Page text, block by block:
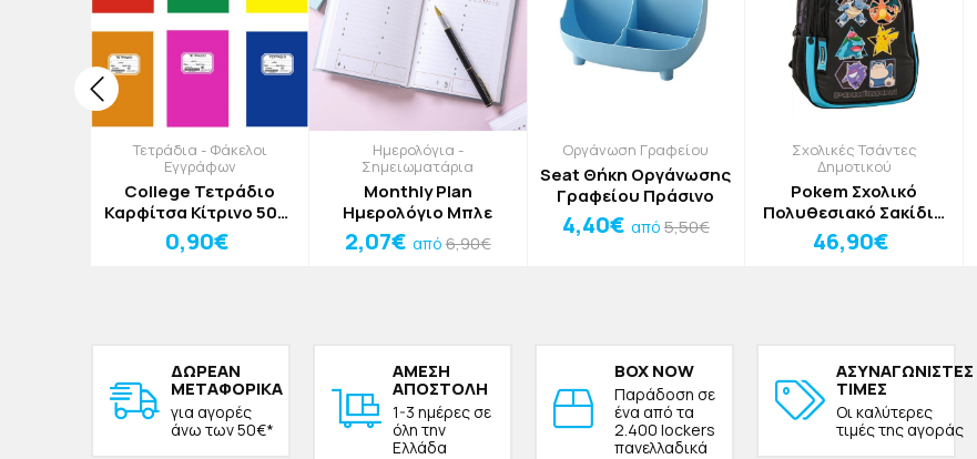
Τετράδια - Φάκελοι
Εγγράφων
College Τετράδιο
Καρφίτσα Κίτρινο 50φ.
17x25cm
0,90€
Ημερολόγια -
Σημειωματάρια
Monthly Plan
Ημερολόγιο Μπλε
2,07€ από6,90€
Οργάνωση Γραφείου
Seat Θήκη Οργάνωσης
Γραφείου Πράσινο
4,40€ από 5,50€
Σχολικές Τσάντες
Δημοτικού
Pokem Σχολικό
Πολυθεσιακό Σακίδιο
Δημοτικού Μαύρο
Pokemon 30x14x44cm
46,90€
ΔΩΡΕAΝ
ΜΕΤΑΦΟΡΙΚΑ
για αγορές
άνω των 50€*
ΑΜΕΣΗ
ΑΠΟΣΤΟΛΗ
1-3 ημέρες σε
όλη την
Ελλάδα
BOX NOW
Παράδοση σε
ένα από τα
2.400 lockers
πανελλαδικά
ΑΣΥΝΑΓΩΝΙΣΤΕΣ
ΤΙΜΕΣ
Οι καλύτερες
τιμές της αγοράς